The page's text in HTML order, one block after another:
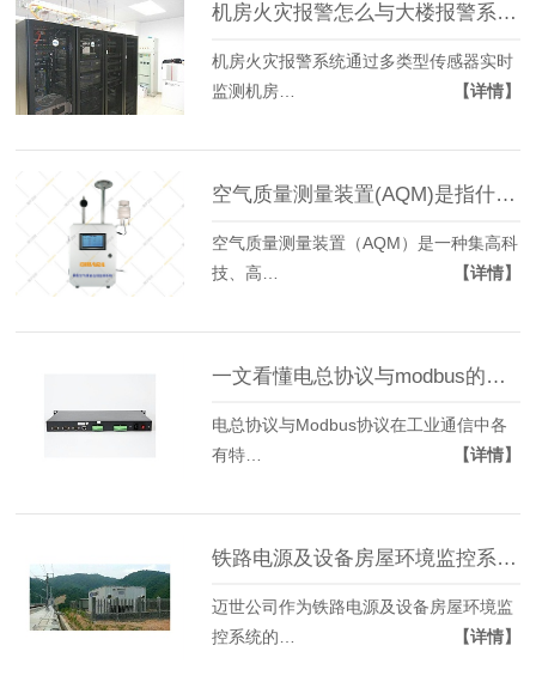
机房火灾报警怎么与大楼报警系统实现联动？
机房火灾报警系统通过多类型传感器实时
监测机房…
【详情】
空气质量测量装置(AQM)是指什么？
空气质量测量装置（AQM）是一种集高科
技、高…
【详情】
一文看懂电总协议与modbus的区别在哪
电总协议与Modbus协议在工业通信中各
有特…
【详情】
铁路电源及设备房屋环境监控系统厂家，带你了解这个系统
迈世公司作为铁路电源及设备房屋环境监
控系统的…
【详情】